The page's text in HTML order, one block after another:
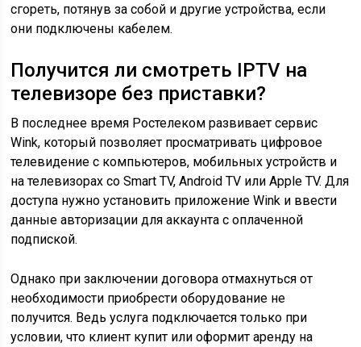
сгореть, потянув за собой и другие устройства, если
они подключены кабелем.
Получится ли смотреть IPTV на
телевизоре без приставки?
В последнее время Ростелеком развивает сервис
Wink, который позволяет просматривать цифровое
телевидение с компьютеров, мобильных устройств и
на телевизорах со Smart TV, Android TV или Apple TV. Для
доступа нужно установить приложение Wink и ввести
данные авторизации для аккаунта с оплаченной
подпиской.
Однако при заключении договора отмахнуться от
необходимости приобрести оборудование не
получится. Ведь услуга подключается только при
условии, что клиент купит или оформит аренду на